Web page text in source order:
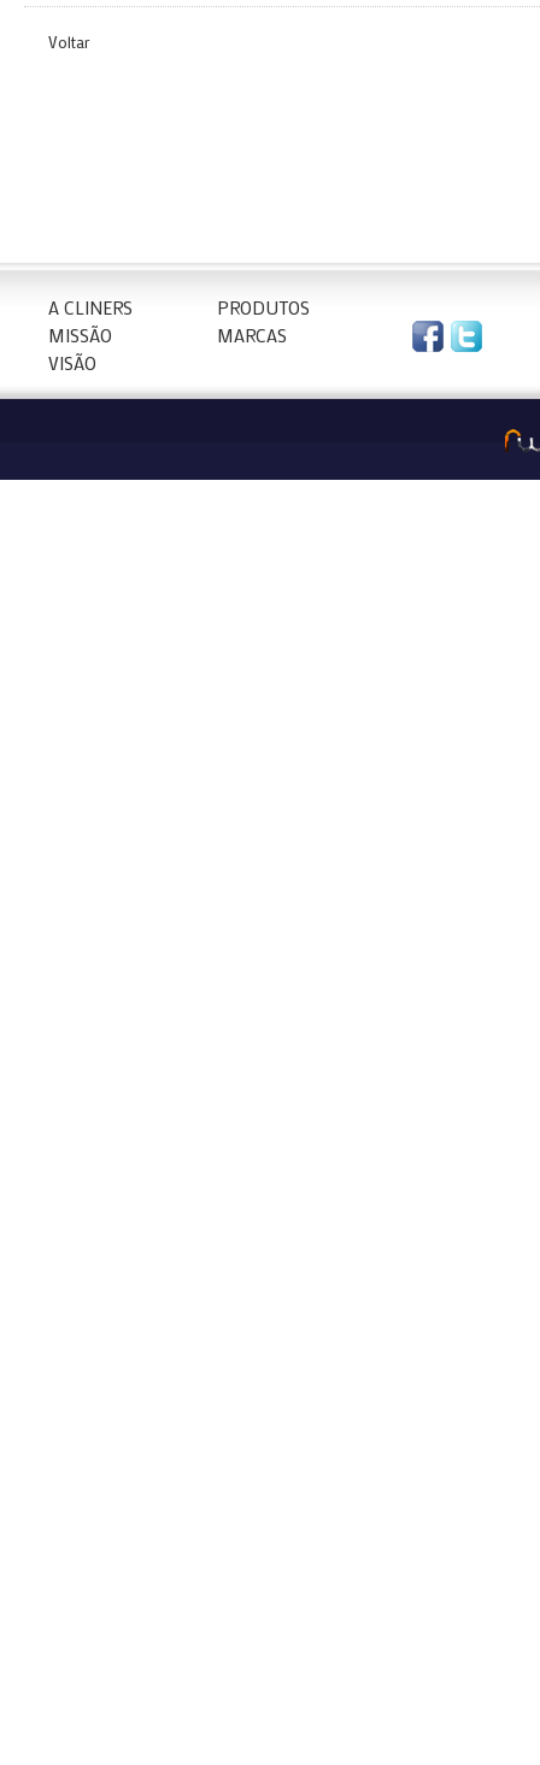
Voltar
A CLINERS
PRODUTOS
MISSÃO
MARCAS
VISÃO